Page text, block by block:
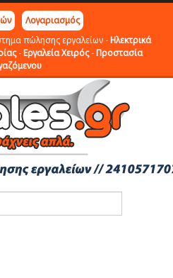
Λογαριασμός
πώλησης εργαλείων -Ηλεκτρικά
-Εργαλεία Χειρός-Προστασία